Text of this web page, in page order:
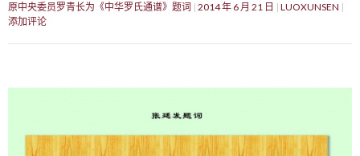
原中央委员罗青长为《中华罗氏通谱》题词 2014 年 6 月 21 日
LUOXUNSEN
添加评论